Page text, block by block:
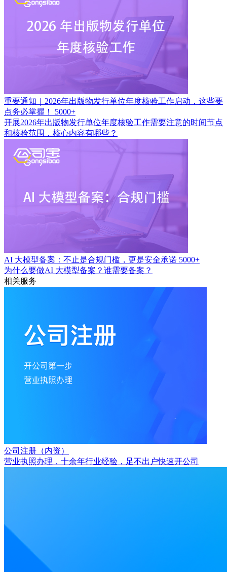
重要通知｜2026年出版物发行单位年度核验工作启动，这些要
点务必掌握！
5000+
开展2026年出版物发行单位年度核验工作需要注意的时间节点
和核验范围，核心内容有哪些？
AI 大模型备案：不止是合规门槛，更是安全承诺 5000+
为什么要做AI 大模型备案？谁需要备案？
相关服务
公司注册（内资）
营业执照办理，十余年行业经验，足不出户快速开公司